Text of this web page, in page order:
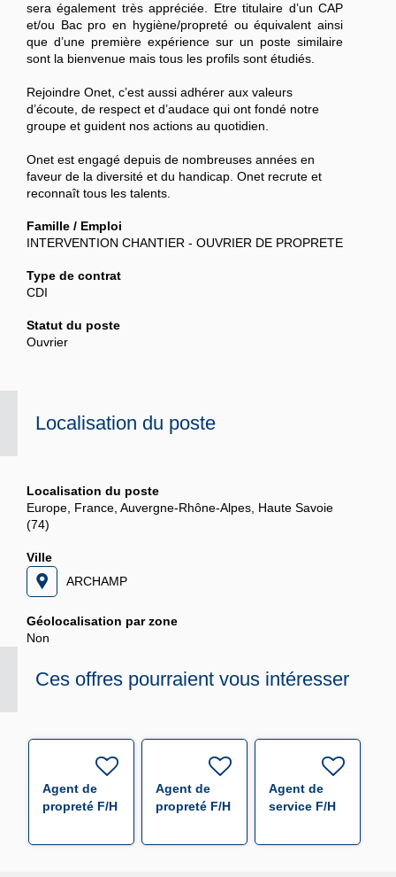
sera également très appréciée. Etre titulaire d’un CAP
et/ou Bac pro en hygiène/propreté ou équivalent ainsi
que d’une première expérience sur un poste similaire
sont la bienvenue mais tous les profils sont étudiés.
Rejoindre Onet, c’est aussi adhérer aux valeurs
d’écoute, de respect et d’audace qui ont fondé notre
groupe et guident nos actions au quotidien.
Onet est engagé depuis de nombreuses années en
faveur de la diversité et du handicap. Onet recrute et
reconnaît tous les talents.
Famille / Emploi
INTERVENTION CHANTIER - OUVRIER DE PROPRETE
Type de contrat
CDI
Statut du poste
Ouvrier
Localisation du poste
Localisation du poste
Europe, France, Auvergne-Rhône-Alpes, Haute Savoie
(74)
Ville
ARCHAMP
Géolocalisation par zone
Non
Ces offres pourraient vous intéresser
Agent de
propreté F/H
Agent de
propreté F/H
Agent de
service F/H